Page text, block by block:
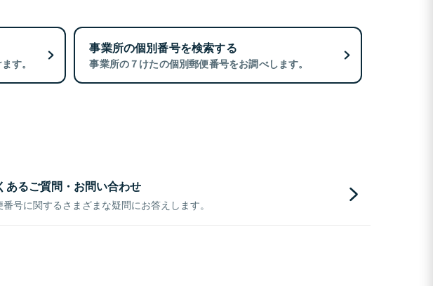
す。
事業所の個別番号を検索する
事業所の７けたの個別郵便番号をお調べします。
あるご質問・お問い合わせ
番号に関するさまざまな疑問にお答えします。